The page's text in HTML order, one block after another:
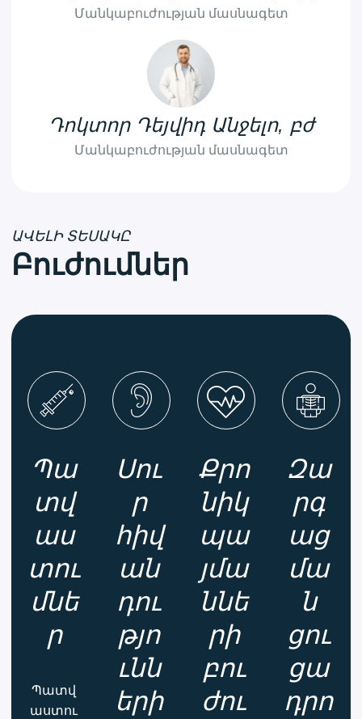
Մանկաբուժության մասնագետ
Դոկտոր Դեյվիդ Անջելո, բժ
Մանկաբուժության մասնագետ
ԱՎԵԼԻ ՏԵՍԱԿԸ
Բուժումներ
Պա
տվ
աս
տու
մնե
ր
Պատվ
աստու
Սու
ր
հիվ
ան
դու
թյո
ւնն
երի
Քրո
նիկ
պա
յմա
ննե
րի
բու
ժու
Զա
րգ
աց
մա
ն
ցու
ցա
դրո